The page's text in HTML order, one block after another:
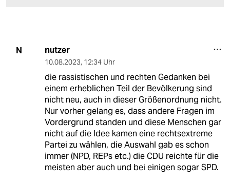
N nutzer
10.08.2023, 12:34 Uhr
die rassistischen und rechten Gedanken bei
einem erheblichen Teil der Bevölkerung sind
nicht neu, auch in dieser Größenordnung nicht.
Nur vorher gelang es, dass andere Fragen im
Vordergrund standen und diese Menschen gar
nicht auf die Idee kamen eine rechtsextreme
Partei zu wählen, die Auswahl gab es schon
immer (NPD, REPs etc.) die CDU reichte für die
meisten aber auch und bei einigen sogar SPD.